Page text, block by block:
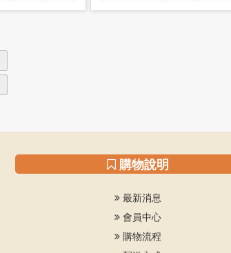
購物說明
最新消息
會員中心
購物流程